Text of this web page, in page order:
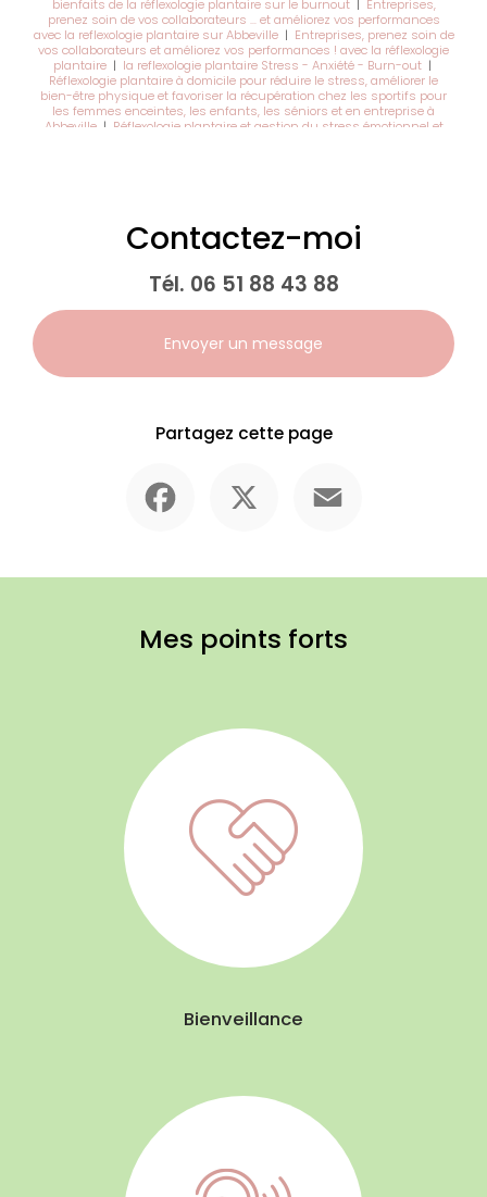
bienfaits de la réflexologie plantaire sur le burnout|
Entreprises,
prenez soin de vos collaborateurs … et améliorez vos performances
avec la reflexologie plantaire sur Abbeville | Entreprises, prenez soin de
vos collaborateurs et améliorez vos performances ! avec la réflexologie
plantaire | la reflexologie plantaire Stress - Anxiété - Burn-out|
Réflexologie plantaire à domicile pour réduire le stress, améliorer le
bien-être physique et favoriser la récupération chez les sportifs pour
les femmes enceintes, les enfants, les séniors et en entreprise à
Abbeville| Réflexologie plantaire et gestion du stress émotionnel et
Contactez-moi
Tél. 06 51 88 43 88
Envoyer un message
Partagez cette page
Mes points forts
Bienveillance